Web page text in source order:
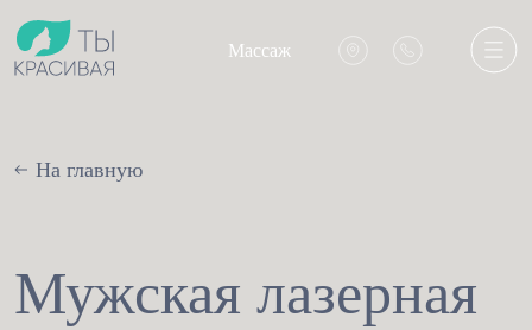
Массаж
На главную
Мужская лазерная